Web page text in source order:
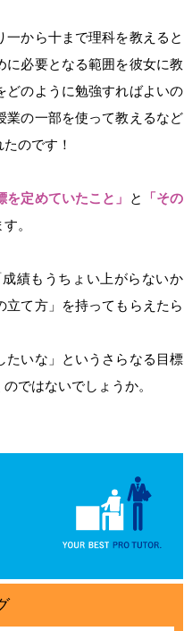
から十まで理科を教えると
に必要となる範囲を彼女に教
どのように勉強すればよいの
業の一部を使って教えるなど
のです！
を定めていたこと」 と
「その
。
績もうちょい上がらないか
立て方」を持ってもらえたら
たいな」というさらなる目標
ではないでしょうか。